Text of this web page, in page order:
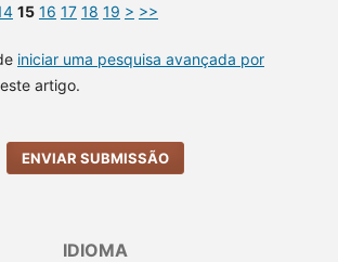
15 16 17 18 19 > >>
iniciar uma pesquisa avançada por
artigo.
ENVIAR SUBMISSÃO
IDIOMA